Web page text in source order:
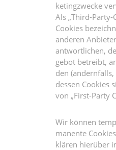
ke­ting­zwe­cke
Als „Third-Par­ty-
Coo­kies
ande­ren
ant­wort­li­chen,
ge­bot betreibt,
den
des­sen Coo­kies
von „First-Par­ty
Wir kön­nen
ma­nen­te
klä­ren hier­über